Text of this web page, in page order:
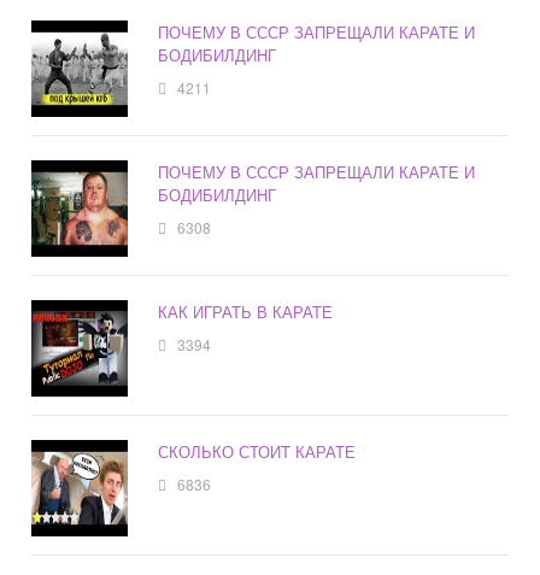
ПОЧЕМУ В СССР ЗАПРЕЩАЛИ КАРАТЕ И
БОДИБИЛДИНГ
4211
ПОЧЕМУ В СССР ЗАПРЕЩАЛИ КАРАТЕ И
БОДИБИЛДИНГ
6308
КАК ИГРАТЬ В КАРАТЕ
3394
СКОЛЬКО СТОИТ КАРАТЕ
6836